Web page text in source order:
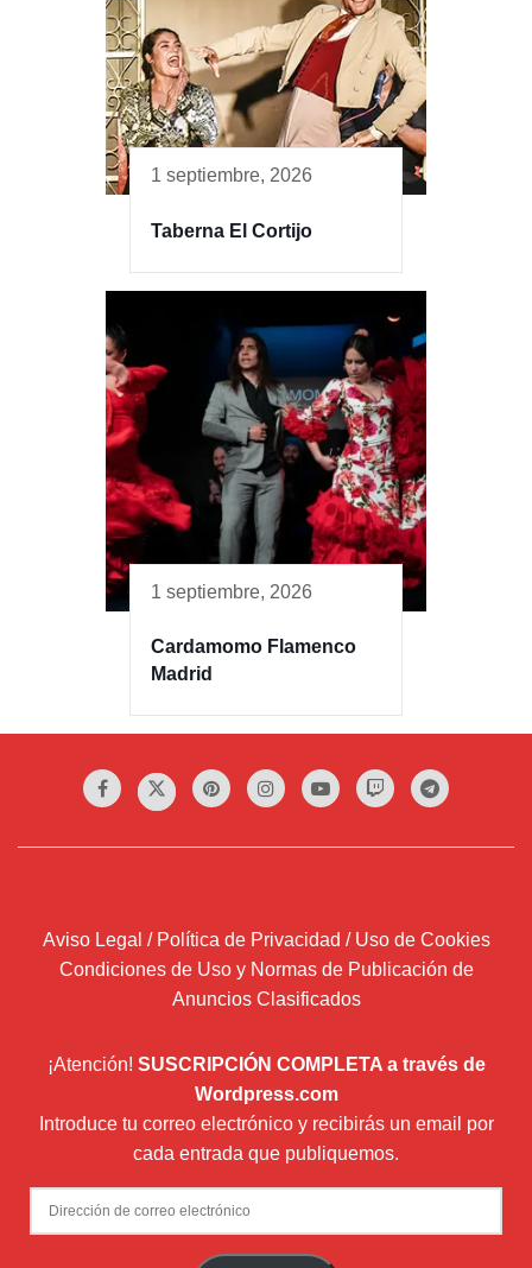
1 septiembre, 2026
Taberna El Cortijo
1 septiembre, 2026
Cardamomo Flamenco
Madrid
Aviso Legal / Política de Privacidad / Uso de Cookies
Condiciones de Uso y Normas de Publicación de
Anuncios Clasificados
¡Atención! SUSCRIPCIÓN COMPLETA a través de
Wordpress.com
Introduce tu correo electrónico y recibirás un email por
cada entrada que publiquemos.
Dirección
de